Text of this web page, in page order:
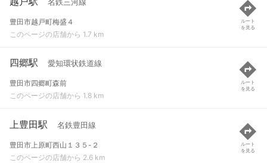
名鉄三河線
豊田市越戸町梅盛４
このページの店舗から 1.7 km
ルート
を見る
四郷駅 愛知環状鉄道線
豊田市四郷町森前
このページの店舗から 1.8 km
ルート
を見る
上豊田駅 名鉄豊田線
豊田市上原町西山１３５-２
このページの店舗から 2.6 km
ルート
を見る